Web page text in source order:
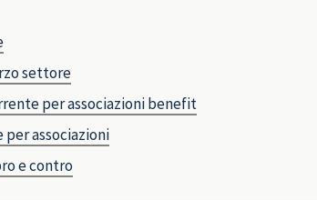
settore
per associazioni benefit
associazioni
e contro